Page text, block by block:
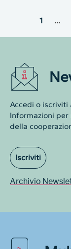
1 …
Accedi o iscriviti
Informazioni
della
Iscriviti
Archivio